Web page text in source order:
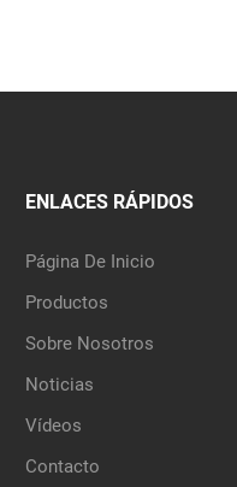
ENLACES RÁPIDOS
Página De Inicio
Productos
Sobre Nosotros
Noticias
Vídeos
Contacto